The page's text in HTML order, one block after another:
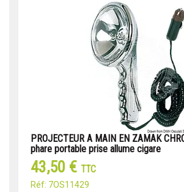
PROJECTEUR A MAIN EN ZAMAK
phare portable prise allume cigare
43,50 € TTC
Réf: 7OS11429